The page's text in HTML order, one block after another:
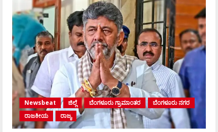
Newsbeat ಜಿಲ್ಲೆ ಬೆಂಗಳೂರು ಗ್ರಾಮಾಂತರ
ಬೆಂಗಳೂರು ನಗರ
ರಾಜಕೀಯ
ರಾಜ್ಯ